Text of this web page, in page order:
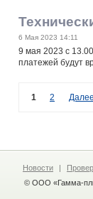
6 Мая 2023 14:11
9 мая 2023 с
платежей будут
1 2
Новости |
© ООО «Гамма-